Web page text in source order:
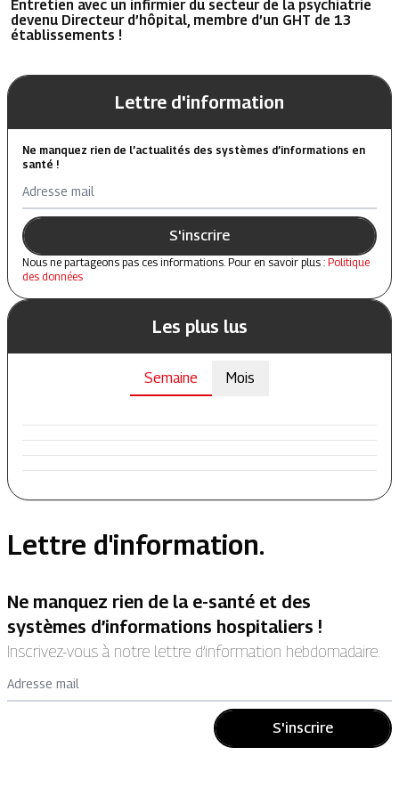
Entretien avec un infirmier du secteur de la psychiatrie
devenu Directeur d’hôpital, membre d’un GHT de 13
établissements !
Lettre d'information
Ne manquez rien de l’actualités des systèmes d’informations en
santé !
Adresse mail
S'inscrire
Nous ne partageons pas ces informations. Pour en savoir plus : Politique
des données
Les plus lus
Semaine Mois
Lettre d'information.
Ne manquez rien de la e-santé et des
systèmes d’informations hospitaliers !
Inscrivez-vous à notre lettre d’information hebdomadaire.
Adresse mail
S'inscrire